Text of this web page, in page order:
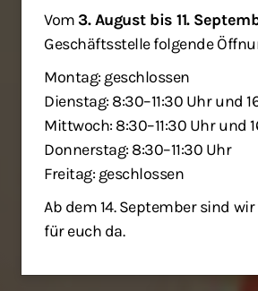
Vom3. August bis 11.
Geschäftsstelle folgende
Montag: geschlossen
Dienstag: 8:30–11:30 Uhr und
Mittwoch: 8:30–11:30 Uhr und
Donnerstag: 8:30–11:30 Uhr
Freitag: geschlossen
Ab dem 14. September sind
für euch da.